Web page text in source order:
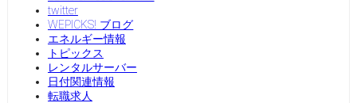
twitter
WEPICKS! ブログ
エネルギー情報
トピックス
レンタルサーバー
日付関連情報
転職求人